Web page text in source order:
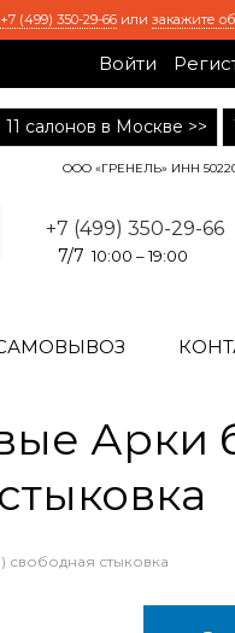
+7 (499) 350-29-66 или закажите
Войти
11 салонов в Москве >>
ООО «ГРЕНЕЛЬ» ИНН
+7 (499) 350-29-66
7/7 10:00 – 19:00
свободная стыковка